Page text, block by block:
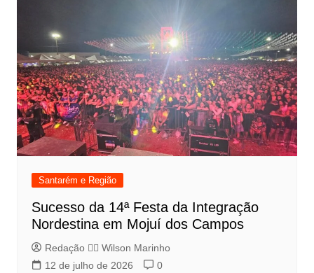
Santarém e Região
Sucesso da 14ª Festa da Integração
Nordestina em Mojuí dos Campos
Redação 👨‍⚖️​ Wilson Marinho
12 de julho de 2026
0